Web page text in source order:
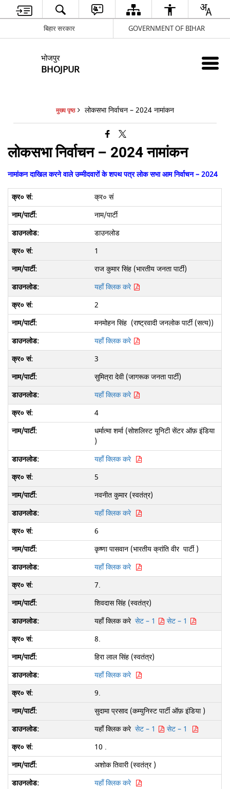
बिहार सरकार GOVERNMENT OF BIHAR
भोजपुर
BHOJPUR
मुख्य पृष्ठ लोकसभा निर्वाचन – 2024 नामांकन
लोकसभा निर्वाचन – 2024 नामांकन
नामांकन दाखिल करने वाले उम्मीदवारों के शपथ पत्र लोक सभा आम निर्वाचन – 2024
क्र० सं
नाम/पार्टी
डाउनलोड
1
राज कुमार सिंह (भारतीय जनता पार्टी)
यहाँ क्लिक करे
2
मनमोहन सिंह (राष्ट्रवादी जनलोक पार्टी (सत्य))
यहाँ क्लिक करे
3
सुमित्रा देवी (जागरूक जनता पार्टी)
यहाँ क्लिक करे
4
धर्मात्मा शर्मा (सोशलिस्ट यूनिटी सेंटर ऑफ़ इंडिया
)
यहाँ क्लिक करे
5
नवनीत कुमार (स्वतंत्र)
यहाँ क्लिक करे
6
कृष्णा पासवान (भारतीय क्रांति वीर पार्टी )
यहाँ क्लिक करे
7.
शिवदास सिंह (स्वतंत्र)
यहाँ क्लिक करे सेट – 1
सेट – 1
8.
हिरा लाल सिंह (स्वतंत्र)
यहाँ क्लिक करे
9.
सुदामा प्रसाद (कम्युनिस्ट पार्टी ऑफ़ इंडिया )
यहाँ क्लिक करे सेट – 1
सेट – 1
10 .
अशोक तिवारी (स्वतंत्र )
यहाँ क्लिक करे